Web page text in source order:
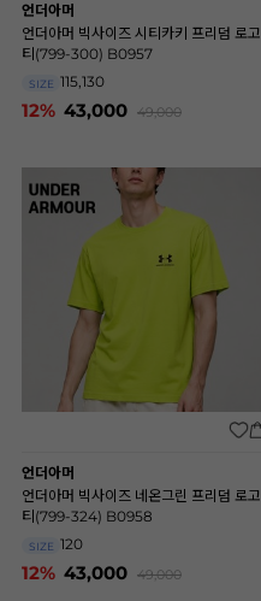
언더아머
언더아머 빅사이즈 시티카키 프리덤 로고
티(799-300) B0957
SIZE 115,130
12% 43,000 49,000
언더아머
언더아머 빅사이즈 네온그린 프리덤 로고
티(799-324) B0958
SIZE 120
12% 43,000 49,000